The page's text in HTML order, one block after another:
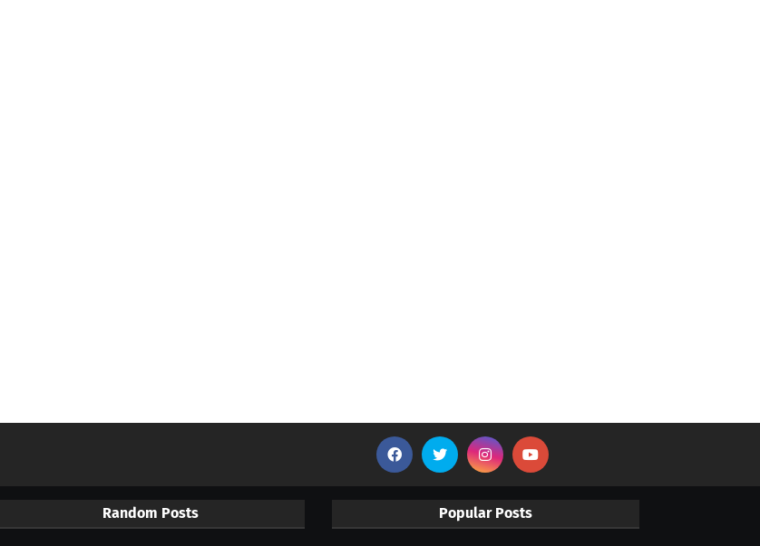
Random Posts Popular Posts